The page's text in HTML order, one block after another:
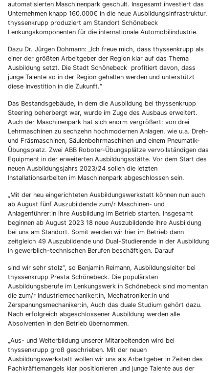
automatisierten Maschinenpark geschult. Insgesamt investiert das
Unternehmen knapp 160.000€ in die neue Ausbildungsinfrastruktur.
thyssenkrupp produziert am Standort Schönebeck
Lenkungskomponenten für die internationale Automobilindustrie.
Dazu Dr. Jürgen Dohmann: „Ich freue mich, dass thyssenkrupp als
einer der größten Arbeitgeber der Region klar auf das Thema
Ausbildung setzt. Die Stadt Schönebeck profitiert davon, dass
junge Talente so in der Region gehalten werden und unterstützt
diese Investition in die Zukunft.“
Das Bestandsgebäude, in dem die Ausbildung bei thyssenkrupp
Steering beherbergt war, wurde im Zuge des Ausbaus erweitert.
Auch der Maschinenpark hat sich enorm vergrößert: von drei
Lehrmaschinen zu sechzehn hochmodernen Anlagen, wie u.a. Dreh-
und Fräsmaschinen, Säulenbohrmaschinen und einem Pneumatik-
Übungsplatz. Zwei ABB Roboter-Übungsplätze vervollständigen das
Equipment in der erweiterten Ausbildungsstätte. Vor dem Start des
neuen Ausbildungsjahrs 2023/24 sollen die letzten
Installationsarbeiten im Maschinenpark abgeschlossen sein.
„Mit der neu eingerichteten Ausbildungswerkstatt können nun auch
ab August fünf Auszubildende zum/r Maschinen- und
Anlagenführer:in ihre Ausbildung im Betrieb starten. Insgesamt
beginnen ab August 2023 18 neue Auszubildende ihre Ausbildung
bei uns am Standort. Somit werden wir hier im Betrieb dann
zeitgleich 49 Auszubildende und Dual-Studierende in der Ausbildung
in gewerblich-technischen Berufen beschäftigen. Darauf
sind wir sehr stolz“, so Benjamin Reimann, Ausbildungsleiter bei
thyssenkrupp Presta Schönebeck. Die populärsten
Ausbildungsberufe im Lenkungswerk in Schönebeck sind momentan
die zum/r Industriemechaniker:in, Mechatroniker:in und
Zerspanungsmechaniker:in, Auch das duale Studium gehört dazu.
Nach erfolgreich abgeschlossener Ausbildung werden alle
Absolventen in den Betrieb übernommen.
„Aus- und Weiterbildung unserer Mitarbeitenden wird bei
thyssenkrupp groß geschrieben. Mit der neuen
Ausbildungswerkstatt wollen wir uns als Arbeitgeber in Zeiten des
Fachkräftemangels klar positionieren und junge Talente aus der